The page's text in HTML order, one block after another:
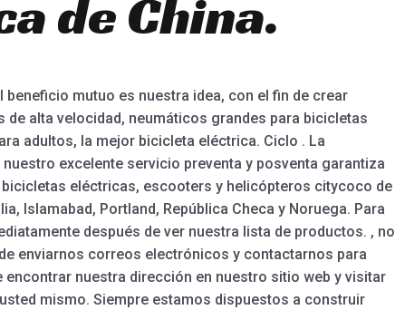
de China.
mutuo es nuestra idea, con el fin de crear
alta velocidad, neumáticos grandes para bicicletas
adultos, la mejor bicicleta eléctrica. Ciclo . La
excelente servicio preventa y posventa garantiza
eléctricas, escooters y helicópteros citycoco de
Islamabad, Portland, República Checa y Noruega. Para
después de ver nuestra lista de productos. , no
enviarnos correos electrónicos y contactarnos para
nuestra dirección en nuestro sitio web y visitar
mismo. Siempre estamos dispuestos a construir